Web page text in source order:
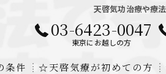
天啓気功治療や療
03-6423-0047
東京にお越しの方
条件 ☆天啓気療が初めての方